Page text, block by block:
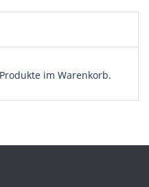
im Warenkorb.